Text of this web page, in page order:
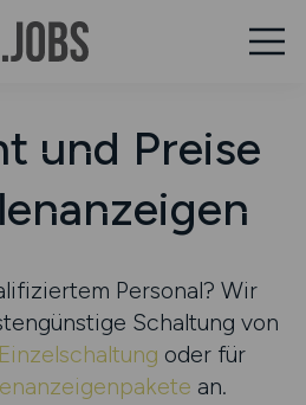
und Preise
Personal? Wir
Schaltung von
Einzelschaltung oder für
an.